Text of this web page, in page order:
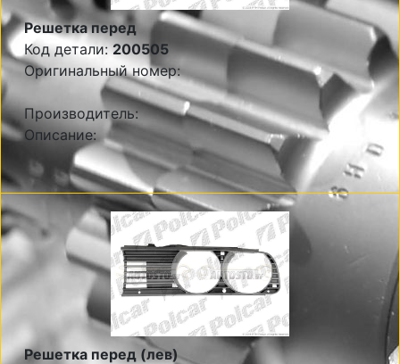
Решетка перед
Код детали:200505
Оригинальный номер:
Производитель:
Описание:
Решетка перед (лев)